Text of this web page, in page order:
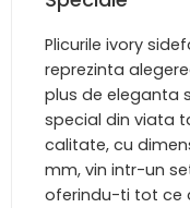
Plicurile ivory
reprezinta
plus de eleganta
special din viata
calitate, cu
mm, vin intr-un
oferindu-ti tot ce